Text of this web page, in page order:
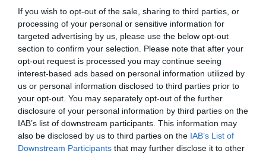
If you wish to opt-out of the sale, sharing to third parties, or
processing of your personal or sensitive information for
targeted advertising by us, please use the below opt-out
section to confirm your selection. Please note that after your
opt-out request is processed you may continue seeing
interest-based ads based on personal information utilized by
us or personal information disclosed to third parties prior to
your opt-out. You may separately opt-out of the further
disclosure of your personal information by third parties on the
IAB’s list of downstream participants. This information may
also be disclosed by us to third parties on the IAB’s List of
Downstream Participants that may further disclose it to other